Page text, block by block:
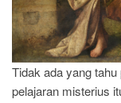
Tidak ada yang
pelajaran misterius